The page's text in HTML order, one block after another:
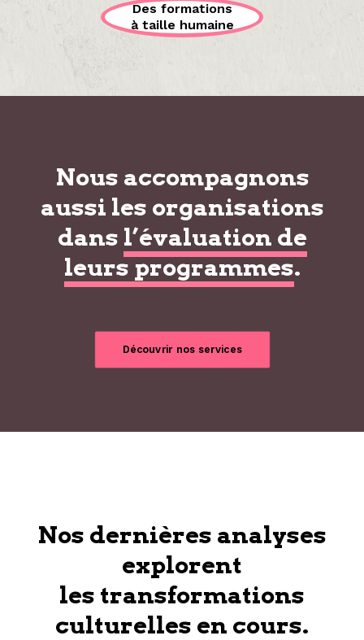
Des formations
à taille humaine
Nous accompagnons
aussi les organisations
dans l’évaluation de
leurs programmes.
Découvrir nos services
Nos dernières analyses
explorent
les transformations
culturelles en cours.